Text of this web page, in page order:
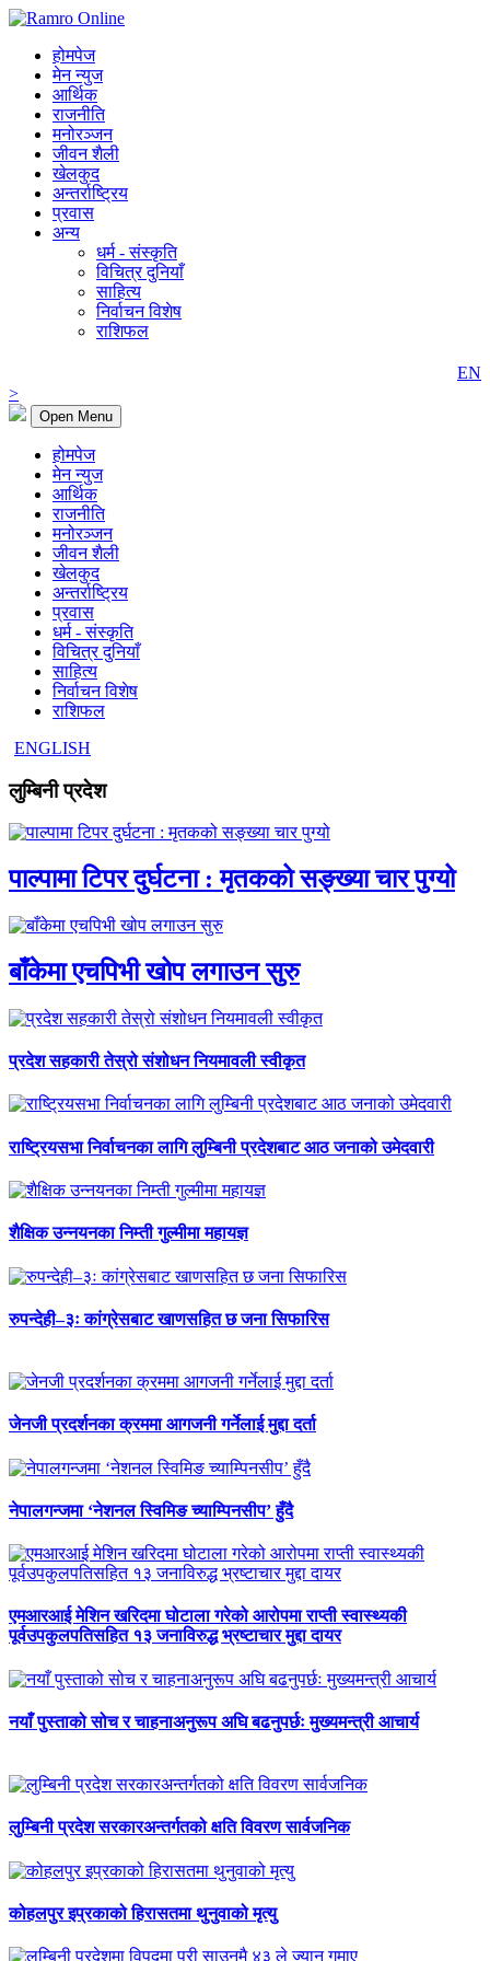
होमपेज
मेन न्युज
आर्थिक
राजनीति
मनोरञ्जन
जीवन शैली
खेलकुद
अन्तर्राष्ट्रिय
प्रवास
अन्य
धर्म - संस्कृति
विचित्र दुनियाँ
साहित्य
निर्वाचन विशेष
राशिफल
EN
>
Open Menu
होमपेज
मेन न्युज
आर्थिक
राजनीति
मनोरञ्जन
जीवन शैली
खेलकुद
अन्तर्राष्ट्रिय
प्रवास
धर्म - संस्कृति
विचित्र दुनियाँ
साहित्य
निर्वाचन विशेष
राशिफल
ENGLISH
लुम्बिनी प्रदेश
पाल्पामा टिपर दुर्घटना : मृतकको सङ्ख्या चार पुग्यो
बाँकेमा एचपिभी खोप लगाउन सुरु
प्रदेश सहकारी तेस्रो संशोधन नियमावली स्वीकृत
राष्ट्रियसभा निर्वाचनका लागि लुम्बिनी प्रदेशबाट आठ जनाको उमेदवारी
शैक्षिक उन्नयनका निम्ती गुल्मीमा महायज्ञ
रुपन्देही–३ः कांग्रेसबाट खाणसहित छ जना सिफारिस
जेनजी प्रदर्शनका क्रममा आगजनी गर्नेलाई मुद्दा दर्ता
नेपालगन्जमा ‘नेशनल स्विमिङ च्याम्पिनसीप’ हुँदै
एमआरआई मेशिन खरिदमा घोटाला गरेको आरोपमा राप्ती स्वास्थ्यकी
पूर्वउपकुलपतिसहित १३ जनाविरुद्ध भ्रष्टाचार मुद्दा दायर
नयाँ पुस्ताको सोच र चाहनाअनुरूप अघि बढनुपर्छः मुख्यमन्त्री आचार्य
लुम्बिनी प्रदेश सरकारअन्तर्गतको क्षति विवरण सार्वजनिक
कोहलपुर इप्रकाको हिरासतमा थुनुवाको मृत्यु